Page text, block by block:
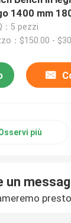
per esterni
all'aperto
1400 mm
：5 pezzi
：$150.00 -
più
un